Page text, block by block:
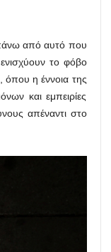
από αυτό που
το φόβο
όπου η έννοια της
και εμπειρίες
απέναντι στο